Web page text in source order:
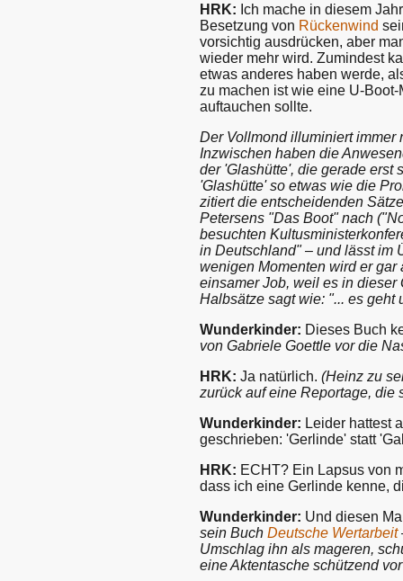
HRK: Ich mache in diesem
Besetzung von Rückenwind
vorsichtig ausdrücken, aber
wieder mehr wird. Zumindest
etwas anderes haben werde,
zu machen ist wie eine U-
auftauchen sollte.
Der Vollmond illuminiert immer
Inzwischen haben die
der 'Glashütte', die gerade erst
'Glashütte' so etwas wie die
zitiert die entscheidenden
Petersens "Das Boot" nach
besuchten
in Deutschland" – und lässt im
wenigen Momenten wird er
einsamer Job, weil es in dieser
Halbsätze sagt wie: "... es geht
Wunderkinder: Dieses Buch
von Gabriele Goettle vor die
HRK: Ja natürlich. (Heinz zu
zurück auf eine Reportage, die
Wunderkinder: Leider hattest
geschrieben: 'Gerlinde' statt
HRK: ECHT? Ein Lapsus von
dass ich eine Gerlinde kenne,
Wunderkinder: Und diesen
sein Buch Deutsche Wertarbeit
Umschlag ihn als mageren,
eine Aktentasche schützend